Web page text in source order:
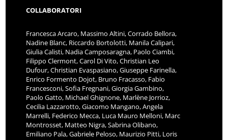
COLLABORATORI
Francesca Arcaro, Massimo Altini, Corrado Bellora,
Nadine Blanc, Riccardo Bortolotti, Manila Calipari,
Giulia Calisti, Nadia Camposaragna, Paolo Ciambi,
Filippo Clermont, Carol Di Vito, Christian Leo
Dufour, Christian Evaspasiano, Giuseppe Farinella,
Enrico Formento Dojot, Bruno Fracasso, Fabio
Francesconi, Sofia Fregnani, Giorgia Gambino,
Paolo Gatto, Michael Ghignone, Marlène Jorrioz,
Cecilia Lazzarotto, Giacomo Mangano, Angela
Marrelli, Federico Mecca, Luca Mauro Melloni, Marc
Montrosset, Matteo Nigra, Sabrina Olibano,
Emiliano Pala, Gabriele Peloso, Maurizio Pitti, Loris